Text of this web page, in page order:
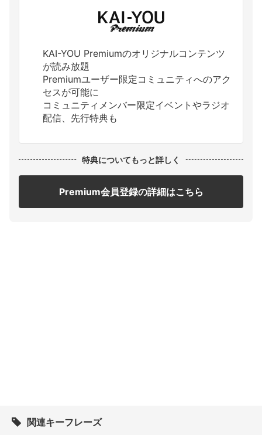
KAI-YOU Premiumのオリジナルコンテンツ
が読み放題
Premiumユーザー限定コミュニティへのアク
セスが可能に
コミュニティメンバー限定イベントやラジオ
配信、先行特典も
特典についてもっと詳しく
Premium会員登録の詳細はこちら
関連キーフレーズ